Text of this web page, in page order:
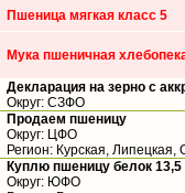
Пшеница мягкая класс 5
Мука пшеничная
Декларация на зерно с
Округ: СЗФО
Продаем пшеницу
Округ: ЦФО
Регион: Курская,
Куплю пшеницу белок 13,5
Округ: ЮФО